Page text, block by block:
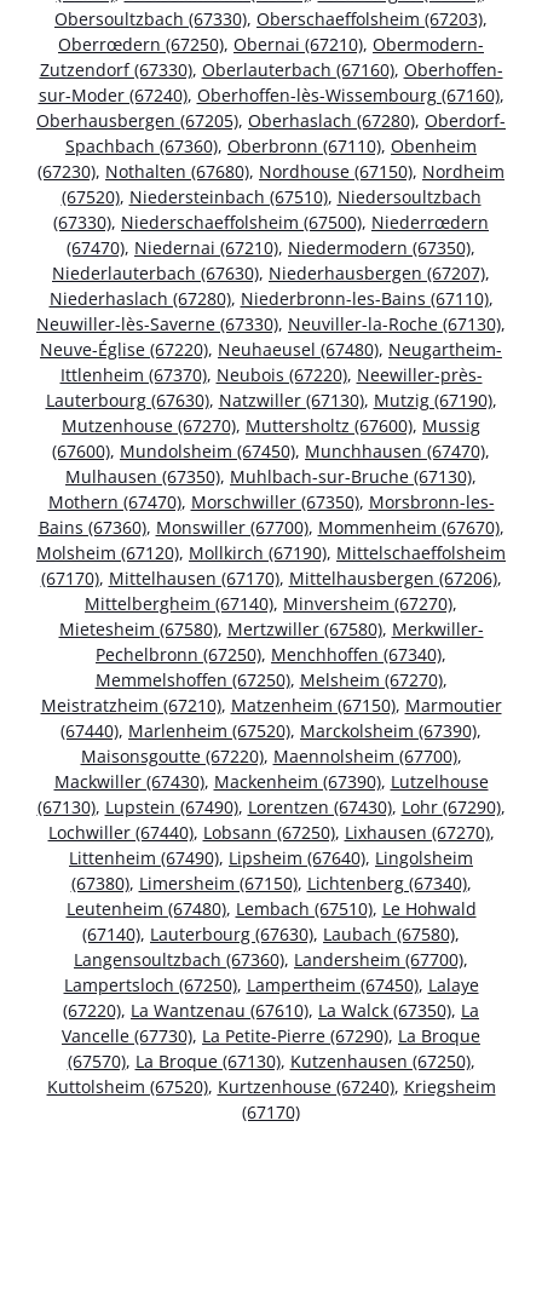
Obersoultzbach (67330), Oberschaeffolsheim (67203),
Oberrœdern (67250), Obernai (67210), Obermodern-
Zutzendorf (67330), Oberlauterbach (67160), Oberhoffen-
sur-Moder (67240), Oberhoffen-lès-Wissembourg (67160),
Oberhausbergen (67205), Oberhaslach (67280), Oberdorf-
Spachbach (67360), Oberbronn (67110), Obenheim
(67230), Nothalten (67680), Nordhouse (67150), Nordheim
(67520), Niedersteinbach (67510), Niedersoultzbach
(67330), Niederschaeffolsheim (67500), Niederrœdern
(67470), Niedernai (67210), Niedermodern (67350),
Niederlauterbach (67630), Niederhausbergen (67207),
Niederhaslach (67280), Niederbronn-les-Bains (67110),
Neuwiller-lès-Saverne (67330), Neuviller-la-Roche (67130),
Neuve-Église (67220), Neuhaeusel (67480), Neugartheim-
Ittlenheim (67370), Neubois (67220), Neewiller-près-
Lauterbourg (67630), Natzwiller (67130), Mutzig (67190),
Mutzenhouse (67270), Muttersholtz (67600), Mussig
(67600), Mundolsheim (67450), Munchhausen (67470),
Mulhausen (67350), Muhlbach-sur-Bruche (67130),
Mothern (67470), Morschwiller (67350), Morsbronn-les-
Bains (67360), Monswiller (67700), Mommenheim (67670),
Molsheim (67120), Mollkirch (67190), Mittelschaeffolsheim
(67170), Mittelhausen (67170), Mittelhausbergen (67206),
Mittelbergheim (67140), Minversheim (67270),
Mietesheim (67580), Mertzwiller (67580), Merkwiller-
Pechelbronn (67250), Menchhoffen (67340),
Memmelshoffen (67250), Melsheim (67270),
Meistratzheim (67210), Matzenheim (67150), Marmoutier
(67440), Marlenheim (67520), Marckolsheim (67390),
Maisonsgoutte (67220), Maennolsheim (67700),
Mackwiller (67430), Mackenheim (67390), Lutzelhouse
(67130), Lupstein (67490), Lorentzen (67430), Lohr (67290),
Lochwiller (67440), Lobsann (67250), Lixhausen (67270),
Littenheim (67490), Lipsheim (67640), Lingolsheim
(67380), Limersheim (67150), Lichtenberg (67340),
Leutenheim (67480), Lembach (67510), Le Hohwald
(67140), Lauterbourg (67630), Laubach (67580),
Langensoultzbach (67360), Landersheim (67700),
Lampertsloch (67250), Lampertheim (67450), Lalaye
(67220), La Wantzenau (67610), La Walck (67350), La
Vancelle (67730), La Petite-Pierre (67290), La Broque
(67570), La Broque (67130), Kutzenhausen (67250),
Kuttolsheim (67520), Kurtzenhouse (67240), Kriegsheim
(67170)